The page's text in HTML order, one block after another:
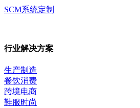
SCM系统定制
行业解决方案
生产制造
餐饮消费
跨境电商
鞋服时尚